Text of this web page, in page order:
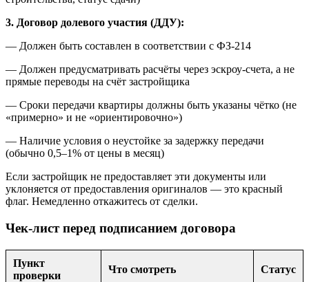
3. Договор долевого участия (ДДУ):
— Должен быть составлен в соответствии с ФЗ-214
— Должен предусматривать расчёты через эскроу-счета, а не
прямые переводы на счёт застройщика
— Сроки передачи квартиры должны быть указаны чётко (не
«примерно» и не «ориентировочно»)
— Наличие условия о неустойке за задержку передачи
(обычно 0,5–1% от цены в месяц)
Если застройщик не предоставляет эти документы или
уклоняется от предоставления оригиналов — это красный
флаг. Немедленно откажитесь от сделки.
Чек-лист перед подписанием договора
Пункт
проверки
Что смотреть Статус